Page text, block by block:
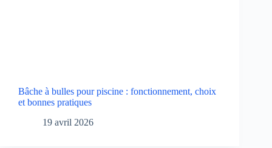
Bâche à bulles pour piscine : fonctionnement, choix
et bonnes pratiques
19 avril 2026